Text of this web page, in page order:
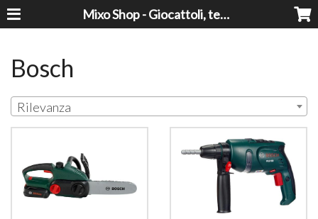
Mixo Shop - Giocattoli, tecnologia, casa e giardino a prezzi super!
Bosch
Rilevanza